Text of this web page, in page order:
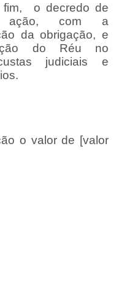
fim, o decredo de
ação, com a
da obrigação, e
do Réu no
judiciais e
o valor de [valor